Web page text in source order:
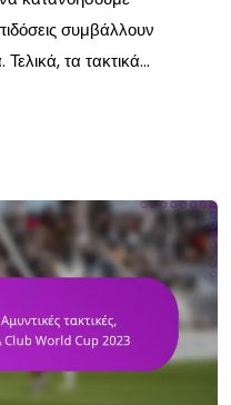
συμβάλλουν
τα τακτικά…